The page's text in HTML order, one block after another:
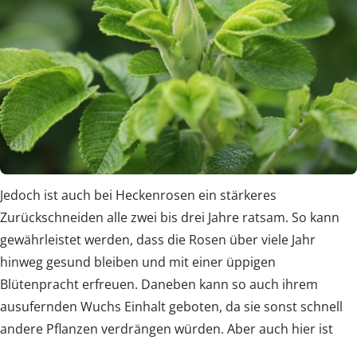
Jedoch ist auch bei Heckenrosen ein stärkeres
Zurückschneiden alle zwei bis drei Jahre ratsam. So kann
gewährleistet werden, dass die Rosen über viele Jahr
hinweg gesund bleiben und mit einer üppigen
Blütenpracht erfreuen. Daneben kann so auch ihrem
ausufernden Wuchs Einhalt geboten, da sie sonst schnell
andere Pflanzen verdrängen würden. Aber auch hier ist